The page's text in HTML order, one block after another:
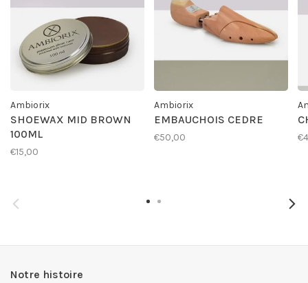
Ambiorix
SHOEWAX MID BROWN
100ML
€15,00
Ambiorix
EMBAUCHOIS CEDRE
€50,00
Notre histoire